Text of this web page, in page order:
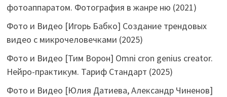
фотоаппаратом. Фотография в жанре ню (2021)
Фото и Видео [Игорь Бабко] Создание трендовых
видео с микрочеловечками (2025)
Фото и Видео [Тим Ворон] Omni cron genius creator.
Нейро-практикум. Тариф Стандарт (2025)
Фото и Видео [Юлия Датиева, Александр Чиненов]